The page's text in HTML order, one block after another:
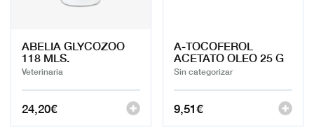
ABELIA GLYCOZOO
118 MLS.
Veterinaria
24,20€
A-TOCOFEROL
ACETATO OLEO 25 G
Sin categorizar
9,51€